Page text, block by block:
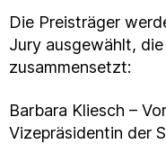
Die Preisträger
Jury ausgewählt,
zusammensetzt:
Barbara Kliesch –
Vizepräsidentin der